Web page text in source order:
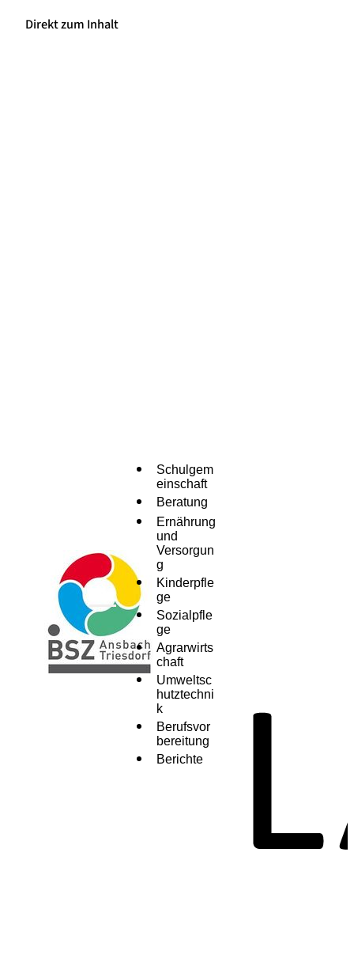
Direkt zum Inhalt
Menü
Schulgem
einschaft
Beratung
Ernährung
und
Versorgun
g
Kinderpfle
ge
Sozialpfle
ge
Agrarwirts
chaft
Umweltsc
hutztechni
k
Berufsvor
bereitung
Berichte